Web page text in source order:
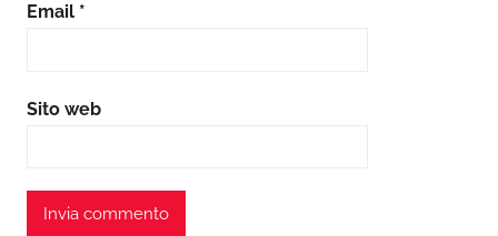
Email *
Sito web